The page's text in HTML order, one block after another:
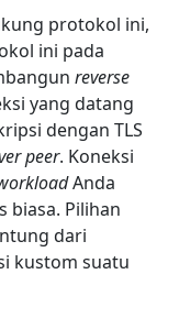
protokol ini,
ini pada
reverse
yang datang
dengan TLS
peer. Koneksi
Anda
biasa. Pilihan
dari
kustom suatu